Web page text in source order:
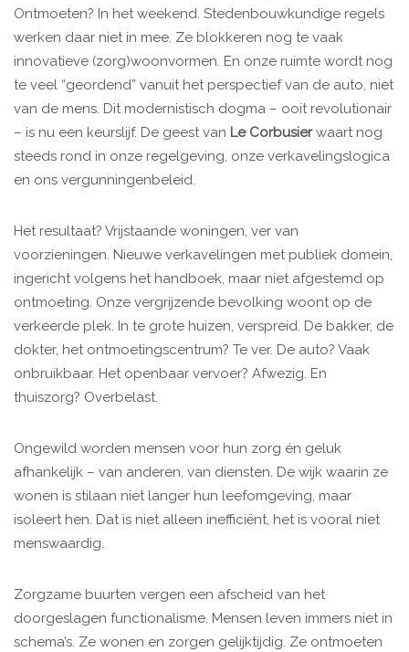
Ontmoeten? In het weekend. Stedenbouwkundige regels
werken daar niet in mee. Ze blokkeren nog te vaak
innovatieve (zorg)woonvormen. En onze ruimte wordt nog
te veel “geordend” vanuit het perspectief van de auto, niet
van de mens. Dit modernistisch dogma – ooit revolutionair
– is nu een keurslijf. De geest van Le Corbusierwaart nog
steeds rond in onze regelgeving, onze verkavelingslogica
en ons vergunningenbeleid.
Het resultaat? Vrijstaande woningen, ver van
voorzieningen. Nieuwe verkavelingen met publiek domein,
ingericht volgens het handboek, maar niet afgestemd op
ontmoeting. Onze vergrijzende bevolking woont op de
verkeerde plek. In te grote huizen, verspreid. De bakker, de
dokter, het ontmoetingscentrum? Te ver. De auto? Vaak
onbruikbaar. Het openbaar vervoer? Afwezig. En
thuiszorg? Overbelast.
Ongewild worden mensen voor hun zorg én geluk
afhankelijk – van anderen, van diensten. De wijk waarin ze
wonen is stilaan niet langer hun leefomgeving, maar
isoleert hen. Dat is niet alleen inefficiënt, het is vooral niet
menswaardig.
Zorgzame buurten vergen een afscheid van het
doorgeslagen functionalisme. Mensen leven immers niet in
schema’s. Ze wonen en zorgen gelijktijdig. Ze ontmoeten